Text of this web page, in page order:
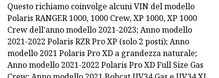
Questo richiamo coinvolge alcuni VIN del modello
Polaris RANGER 1000, 1000 Crew, XP 1000, XP 1000
Crew dell'anno modello 2021-2023; Anno modello
2021-2022 Polaris RZR Pro XP (solo 2 posti); Anno
modello 2021 Polaris Pro XD a grandezza naturale;
Anno modello 2021-2022 Polaris Pro XD Full Size Gas